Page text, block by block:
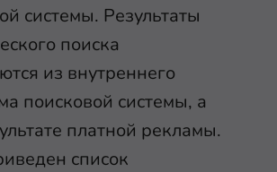
системы. Результаты
поиска
из внутреннего
поисковой системы, а
платной рекламы.
список